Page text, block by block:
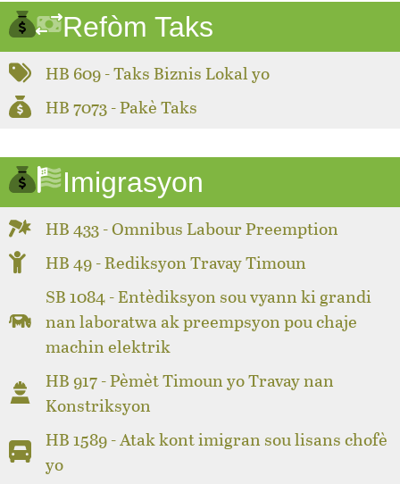
Refòm Taks
HB 609 - Taks Biznis Lokal yo
HB 7073 - Pakè Taks
Imigrasyon
HB 433 - Omnibus Labour Preemption
HB 49 - Rediksyon Travay Timoun
SB 1084 - Entèdiksyon sou vyann ki grandi
nan laboratwa ak preempsyon pou chaje
machin elektrik
HB 917 - Pèmèt Timoun yo Travay nan
Konstriksyon
HB 1589 - Atak kont imigran sou lisans chofè
yo